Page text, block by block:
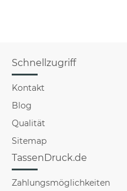
Schnellzugriff
Kontakt
Blog
Qualität
Sitemap
TassenDruck.de
Zahlungsmöglichkeiten